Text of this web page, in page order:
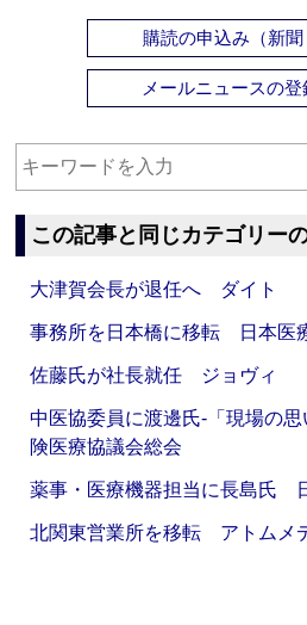
購読の申込み（新聞
メールニュースの登
この記事と同じカテゴリー
大津賀会長が退任へ ダイト
事務所を日本橋に移転 日本医
佐藤氏が社長就任 ジョヴィ
中医協委員に渡邊氏‐「現場の
険医療協議会総会
薬事・医療機器担当に長島氏
北関東営業所を移転 アトムメ